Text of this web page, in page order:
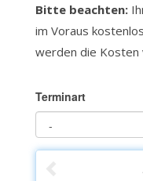
Bitte beachten:
im Voraus
werden die Kosten
Terminart